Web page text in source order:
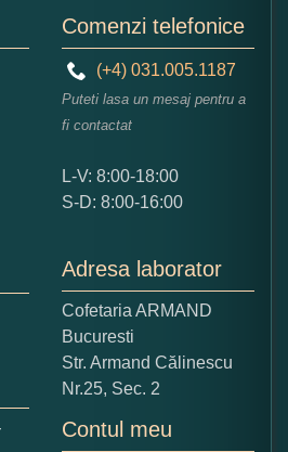
produs?
5
din imagine:
Comenzi telefonice
(+4) 031.005.1187
Puteti lasa un mesaj pentru a
fi contactat
L-V: 8:00-18:00
S-D: 8:00-16:00
Adresa laborator
Cofetaria ARMAND
Bucuresti
Str. Armand Călinescu
Nr.25, Sec. 2
Contul meu